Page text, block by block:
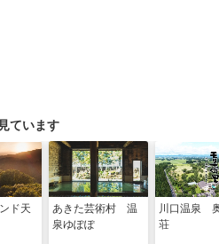
ています
ド天
あきた芸術村 温
泉ゆぽぽ
川口温泉
荘